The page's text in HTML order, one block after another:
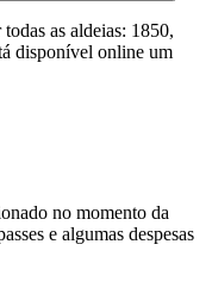
as aldeias: 1850,
disponível online um
no momento da
e algumas despesas